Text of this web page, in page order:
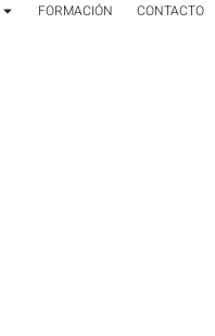
FORMACIÓN CONTACTO